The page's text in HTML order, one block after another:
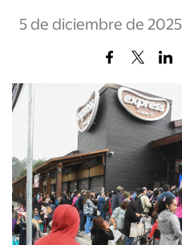
5 de diciembre de 2025